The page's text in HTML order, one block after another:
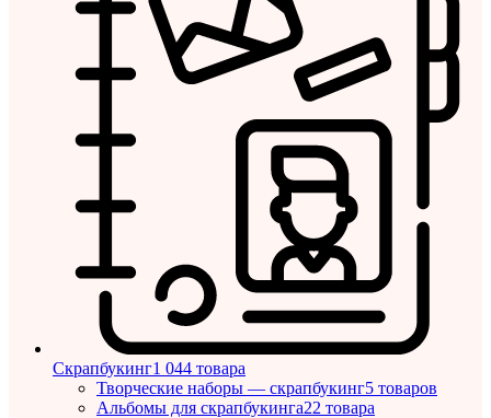
Скрапбукинг1 044 товара
Творческие наборы — скрапбукинг5 товаров
Альбомы для скрапбукинга22 товара